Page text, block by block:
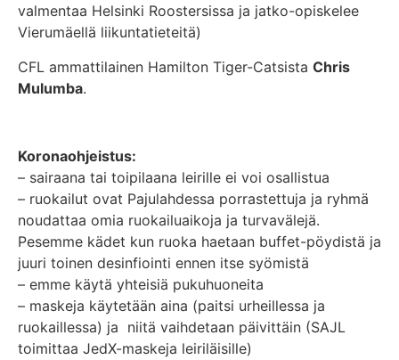
valmentaa Helsinki Roostersissa ja jatko-opiskelee
Vierumäellä liikuntatieteitä)
CFL ammattilainen Hamilton Tiger-Catsista Chris
Mulumba.
Koronaohjeistus:
– sairaana tai toipilaana leirille ei voi osallistua
– ruokailut ovat Pajulahdessa porrastettuja ja ryhmä
noudattaa omia ruokailuaikoja ja turvavälejä.
Pesemme kädet kun ruoka haetaan buffet-pöydistä ja
juuri toinen desinfiointi ennen itse syömistä
– emme käytä yhteisiä pukuhuoneita
– maskeja käytetään aina (paitsi urheillessa ja
ruokaillessa) ja niitä vaihdetaan päivittäin (SAJL
toimittaa JedX-maskeja leiriläisille)